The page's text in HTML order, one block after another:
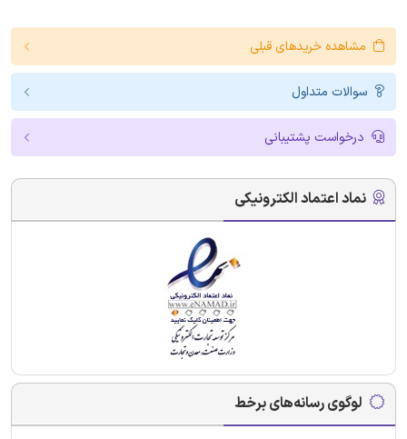
مشاهده خریدهای قبلی
سوالات متداول
درخواست پشتیبانی
نماد اعتماد الکترونیکی
لوگوی رسانه‌های برخط